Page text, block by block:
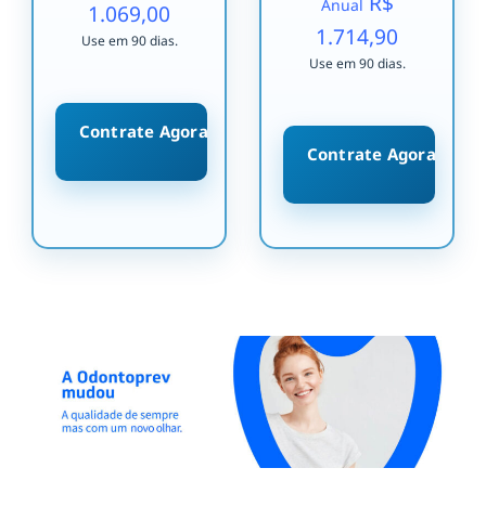
1.069,00
Use em 90 dias.
Contrate Agora
Anual
1.714,90
Use em 90 dias.
Contrate Agora